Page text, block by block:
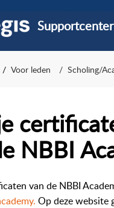
Supportcenter
Voor leden Scholing/
NBBI
van de NBBI
. Op deze website